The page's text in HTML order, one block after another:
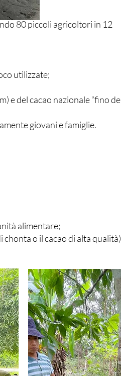
80 piccoli agricoltori in 12
utilizzate;
e del cacao nazionale “fino de
giovani e famiglie.
alimentare;
o il cacao di alta qualità)